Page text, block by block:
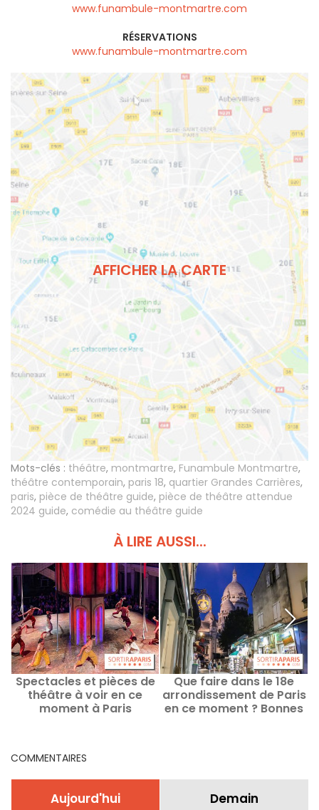
www.funambule-montmartre.com
RÉSERVATIONS
www.funambule-montmartre.com
AFFICHER LA CARTE
Mots-clés : théâtre, montmartre, Funambule Montmartre,
théâtre contemporain, paris 18, quartier Grandes Carrières,
paris, pièce de théâtre guide, pièce de théâtre attendue
2024 guide, comédie au théâtre guide
À LIRE AUSSI...
Spectacles et pièces de
théâtre à voir en ce
moment à Paris
Que faire dans le 18e
arrondissement de Paris
en ce moment ? Bonnes
COMMENTAIRES
Aujourd'hui Demain